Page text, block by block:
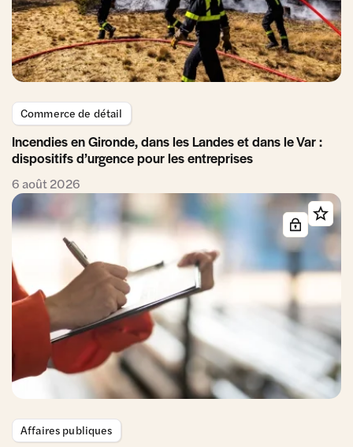
Commerce de détail
Incendies en Gironde, dans les Landes et dans le Var :
dispositifs d’urgence pour les entreprises
6 août 2026
Affaires publiques